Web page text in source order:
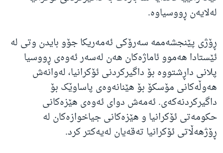
لەلایەن ڕووسیاوە.
ڕۆژی پێنجشەممە سەرۆکی ئەمەریکا جۆو بایدن وتی لە
ئێستادا هەموو ئاماژەکان هەن لەسەر ئەوەی ڕووسیا
پلانی داڕشتووە بۆ داگیرکردنی ئۆکرانیا، لەوانەش
هەوڵەکانی مۆسکۆ بۆ هێنانەوەی پاساوێک بۆ
داگیرکردنەکەی. ئەمەش دوای ئەوەی هێزەکانی
حکومەتی ئۆکرانیا و هێزەکانی جیاخوازەکان لە
ڕۆژهەڵاتی ئۆکرانیا تەقەیان لەیەکتر کرد.